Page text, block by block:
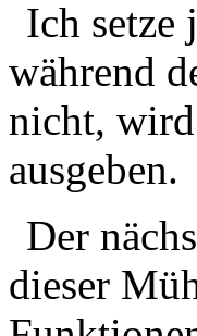
Ich setze
während
nicht,
ausgeben.
Der
dieser